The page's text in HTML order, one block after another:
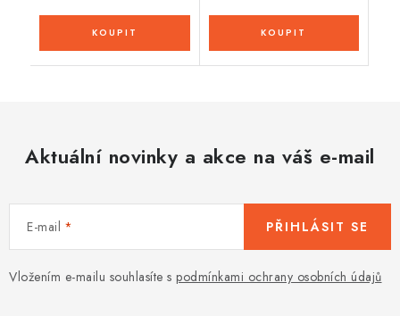
Aktuální novinky a akce na váš e-mail
E-mail
Vložením e-mailu souhlasíte s podmínkami ochrany osobních údajů
PŘIHLÁSIT SE